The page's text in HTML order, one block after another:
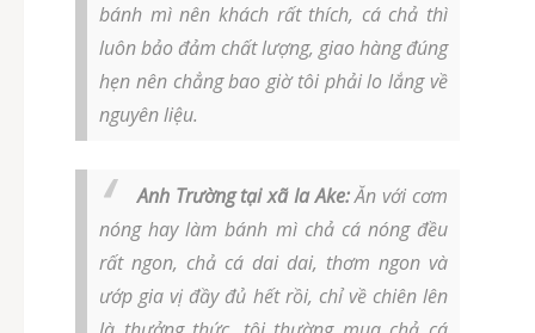
bánh mì nên khách rất thích, cá chả thì
luôn bảo đảm chất lượng, giao hàng đúng
hẹn nên chẳng bao giờ tôi phải lo lắng về
nguyên liệu.
Anh Trường tại xã Ia Ake:Ăn với cơm
nóng hay làm bánh mì chả cá nóng đều
rất ngon, chả cá dai dai, thơm ngon và
ướp gia vị đầy đủ hết rồi, chỉ về chiên lên